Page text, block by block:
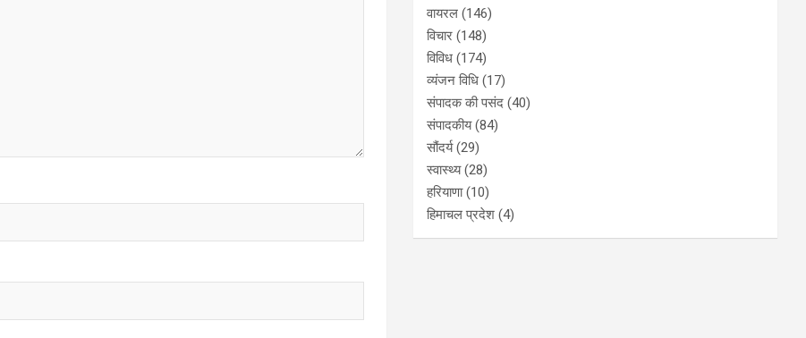
वायरल (146)
विचार (148)
विविध (174)
व्यंजन विधि (17)
संपादक की पसंद (40)
संपादकीय(84)
सौंदर्य(29)
स्वास्थ्य(28)
हरियाणा(10)
हिमाचल प्रदेश (4)